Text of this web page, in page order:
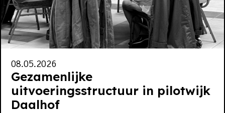
08.05.2026
Gezamenlijke
uitvoeringsstructuur in pilotwijk
Daalhof